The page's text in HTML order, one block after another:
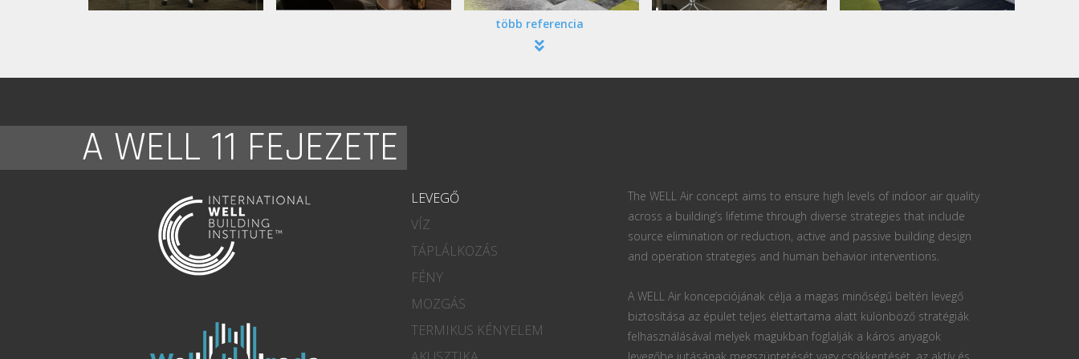
több referencia
A WELL 11 FEJEZETE
LEVEGŐ
VÍZ
TÁPLÁLKOZÁS
FÉNY
MOZGÁS
TERMIKUS KÉNYELEM
The WELL Air concept aims to ensure high levels of indoor air quality
across a building’s lifetime through diverse strategies that include
source elimination or reduction, active and passive building design
and operation strategies and human behavior interventions.
A WELL Air koncepciójának célja a magas minőségű beltéri levegő
biztosítása az épület teljes élettartama alatt különböző stratégiák
felhasználásával melyek magukban foglalják a káros anyagok